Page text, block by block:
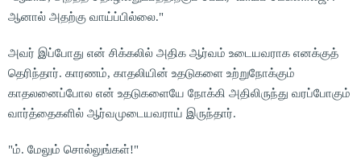
ஆனால் அதற்கு வாய்ப்பில்லை."
அவர் இப்போது என் சிக்கலில் அதிக ஆர்வம் உடையவராக எனக்குத்
தெரிந்தார். காரணம், காதலியின் உதடுகளை உற்றுநோக்கும்
காதலனைப்போல என் உதடுகளையே நோக்கி அதிலிருந்து வரப்போகும்
வார்த்தைகளில் ஆர்வமுடையவராய் இருந்தார்.
"ம். மேலும் சொல்லுங்கள்!"